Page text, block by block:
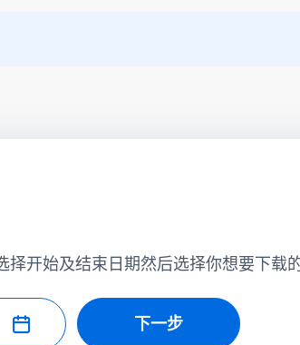
开始及结束日期然后选择你想要下载
下一步